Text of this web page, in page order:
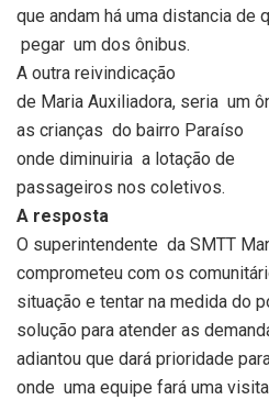
que andam há uma distancia de
pegar um dos ônibus.
A outra reivindicação
de Maria Auxiliadora, seria um
as crianças do bairro Paraíso
onde diminuiria a lotação de
passageiros nos coletivos.
A resposta
O superintendente da SMTT
comprometeu com os
situação e tentar na medida do
solução para atender as
adiantou que dará prioridade
onde uma equipe fará uma